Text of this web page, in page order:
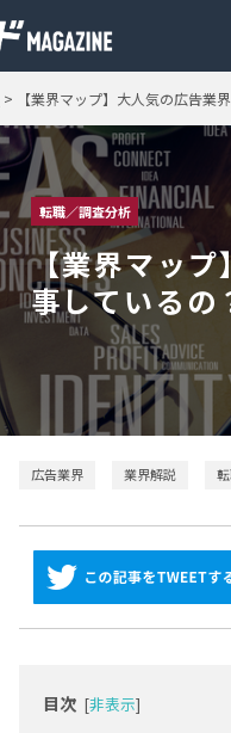
> 【業界マップ】大人気の広告
転職／調査分析
【業界マッ
事しているの
広告業界 業界解説
目次 [非表示]